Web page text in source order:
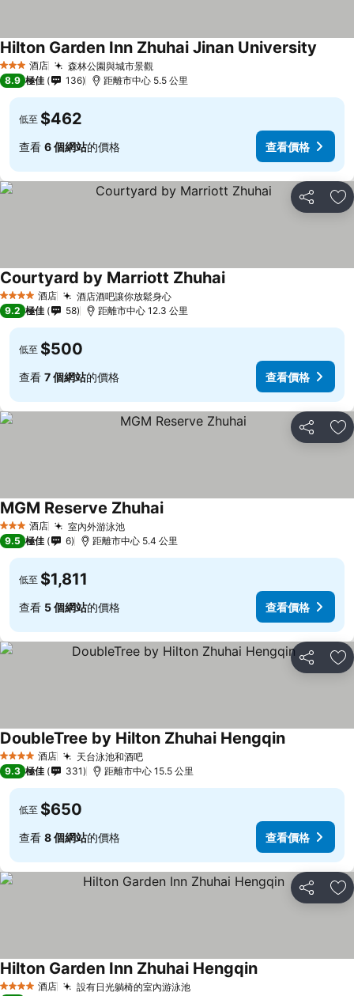
3 星級 酒店 森林公園與城市景觀
Hilton Garden Inn Zhuhai Jinan University
8.9 極佳 136 距離市中心 5.5 公里
低至 $462
查看 6 個網站的價格 查看價格
分享 放
4 星級 酒店 酒店酒吧讓你放鬆身心
Courtyard by Marriott Zhuhai
9.2 極佳 58 距離市中心 12.3 公里
低至 $500
查看 7 個網站的價格 查看價格
分享 放
3 星級 酒店 室內外游泳池
MGM Reserve Zhuhai
9.5 極佳 6 距離市中心 5.4 公里
低至 $1,811
查看 5 個網站的價格 查看價格
分享 放
4 星級 酒店 天台泳池和酒吧
DoubleTree by Hilton Zhuhai Hengqin
9.3 極佳 331 距離市中心 15.5 公里
低至 $650
查看 8 個網站的價格 查看價格
分享 放
4 星級 酒店 設有日光躺椅的室內游泳池
Hilton Garden Inn Zhuhai Hengqin